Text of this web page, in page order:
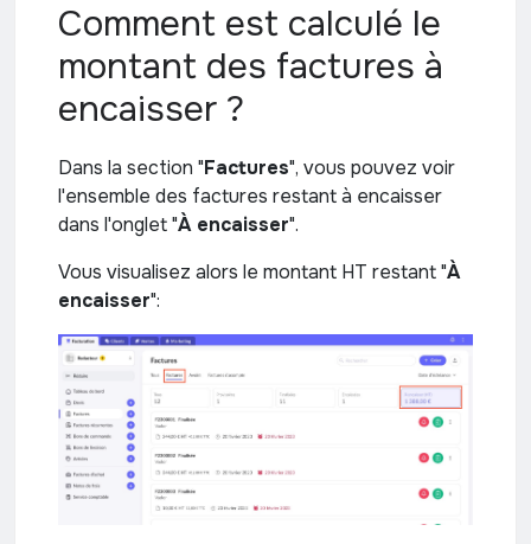
Comment est calculé le
montant des factures à
encaisser ?
Dans la section "Factures", vous pouvez voir
l'ensemble des factures restant à encaisser
dans l'onglet "À encaisser".
Vous visualisez alors le montant HT restant "À
encaisser":